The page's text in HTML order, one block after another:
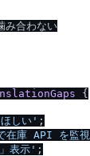
{
しい' ;
在庫 API を監
表示' ;